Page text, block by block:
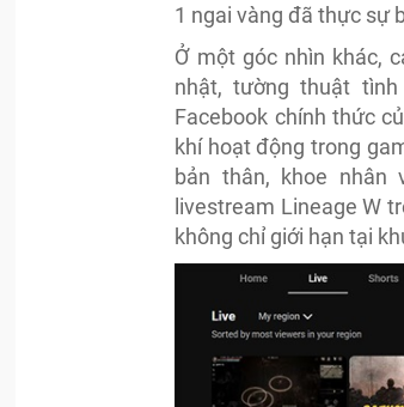
1 ngai vàng đã thực sự
Ở một góc nhìn khác,
nhật, tường thuật
Facebook chính thức
khí hoạt động trong
bản thân, khoe nhân
livestream Lineage W
không chỉ giới hạn tại